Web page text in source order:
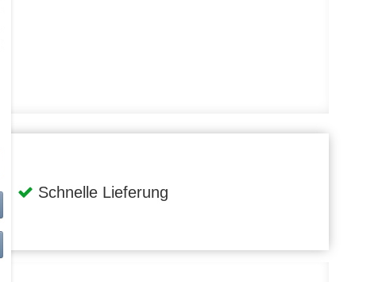
Schnelle Lieferung